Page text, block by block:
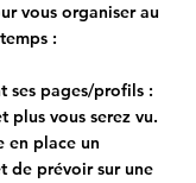
vous organiser au
:
ses pages/profils :
plus vous serez vu.
en place un
de prévoir sur une